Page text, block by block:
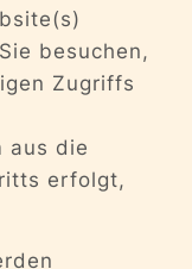
besuchen,
Zugriffs
aus die
erfolgt,